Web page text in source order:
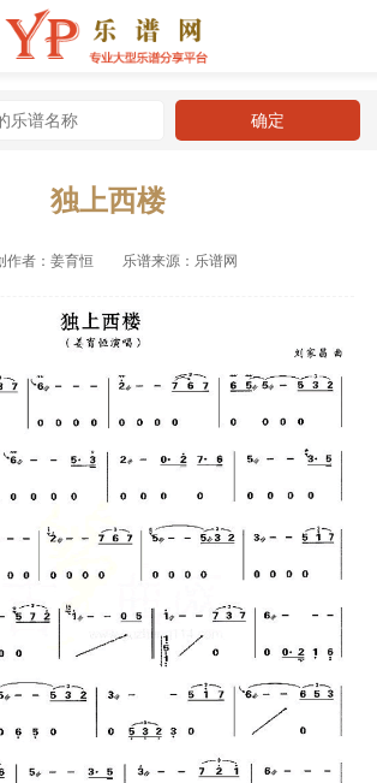
独上西楼
作者：姜育恒 乐谱来源：乐谱网